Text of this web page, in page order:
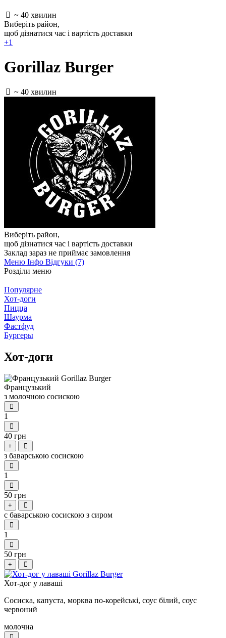
~ 40 хвилин
Виберіть район,
щоб дізнатися час і вартість доставки
+1
Gorillaz Burger
~ 40 хвилин
Виберіть район,
щоб дізнатися час і вартість доставки
Заклад зараз не приймає замовлення
Меню Інфо Відгуки (7)
Розділи меню
Популярне
Хот-доги
Пицца
Шаурма
Фастфуд
Бургеры
Хот-доги
Французький
з молочною сосискою
1
40 грн
+
з баварською сосискою
1
50 грн
+
с баварською сосискою з сиром
1
50 грн
+
Хот-дог у лаваші
Сосиска, капуста, морква по-корейські, соус білий, соус
червоний
молочна